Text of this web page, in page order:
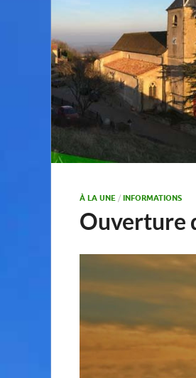
À LA UNE / INFORMATIONS
Ouverture